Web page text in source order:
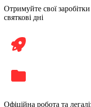
Отримуйте свої
святкові дні
Офіційна робота та